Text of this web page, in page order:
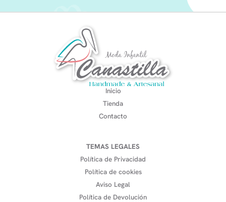
Inicio
Tienda
Contacto
TEMAS LEGALES
Política de Privacidad
Política de cookies
Aviso Legal
Política de Devolución